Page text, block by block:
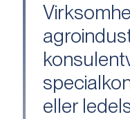
eller